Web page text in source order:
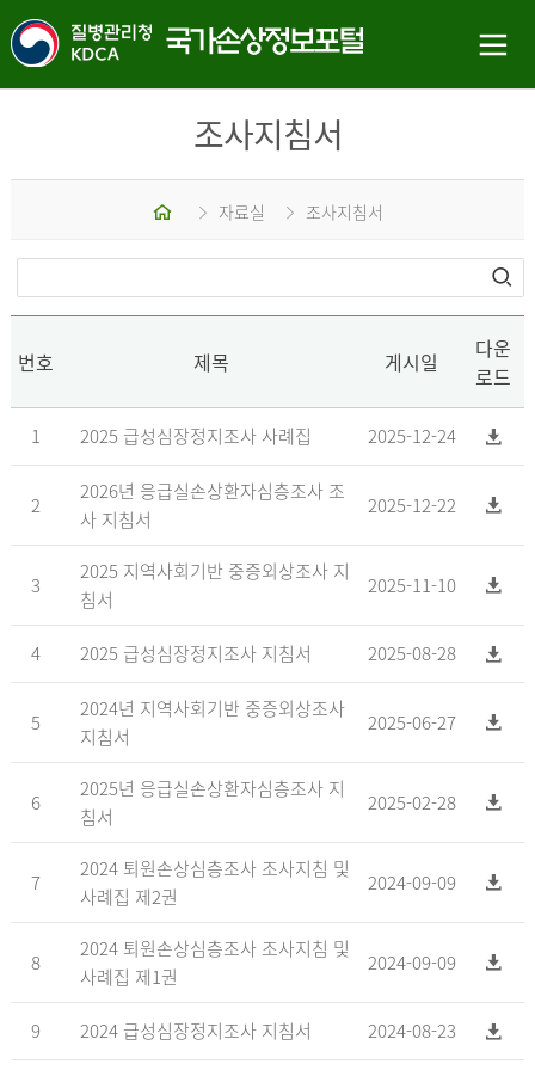
조사지침서
홈 자료실 조사지침서
번호 제목 게시일
다운
로드
1 2025 급성심장정지조사 사례집 2025-12-24
2
2026년 응급실손상환자심층조사 조
사 지침서
2025-12-22
3
2025 지역사회기반 중증외상조사 지
침서
2025-11-10
4 2025 급성심장정지조사 지침서 2025-08-28
5
2024년 지역사회기반 중증외상조사
지침서
2025-06-27
6
2025년 응급실손상환자심층조사 지
침서
2025-02-28
7
2024 퇴원손상심층조사 조사지침 및
사례집 제2권
2024-09-09
8
2024 퇴원손상심층조사 조사지침 및
사례집 제1권
2024-09-09
9 2024 급성심장정지조사 지침서 2024-08-23